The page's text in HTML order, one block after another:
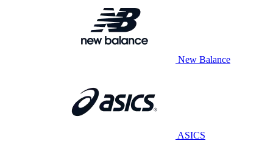
New Balance
ASICS